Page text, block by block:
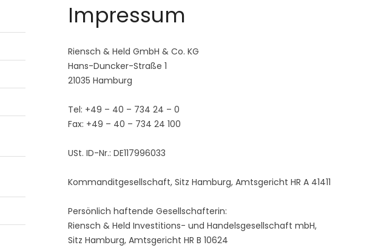
Impressum
Riensch & Held GmbH & Co. KG
Hans-Duncker-Straße 1
21035 Hamburg
Tel: +49 – 40 – 734 24 – 0
Fax: +49 – 40 – 734 24 100
USt. ID-Nr.: DE117996033
Kommanditgesellschaft, Sitz Hamburg, Amtsgericht HR A 41411
Persönlich haftende Gesellschafterin:
Riensch & Held Investitions- und Handelsgesellschaft mbH,
Sitz Hamburg, Amtsgericht HR B 10624